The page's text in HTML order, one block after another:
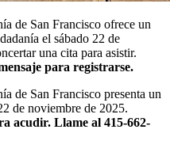
de San Francisco ofrece un
el sábado 22 de
una cita para asistir.
para registrarse.
de San Francisco presenta un
de noviembre de 2025.
acudir. Llame al 415-662-